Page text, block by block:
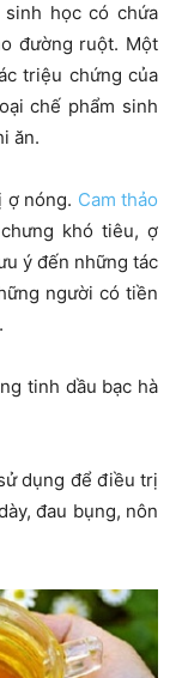
học có chứa
đường ruột. Một
triệu chứng của
chế phẩm sinh
ăn.
ợ nóng. Cam thảo
khó tiêu, ợ
ý đến những tác
người có tiền
tinh dầu bạc hà
dụng để điều trị
đau bụng, nôn